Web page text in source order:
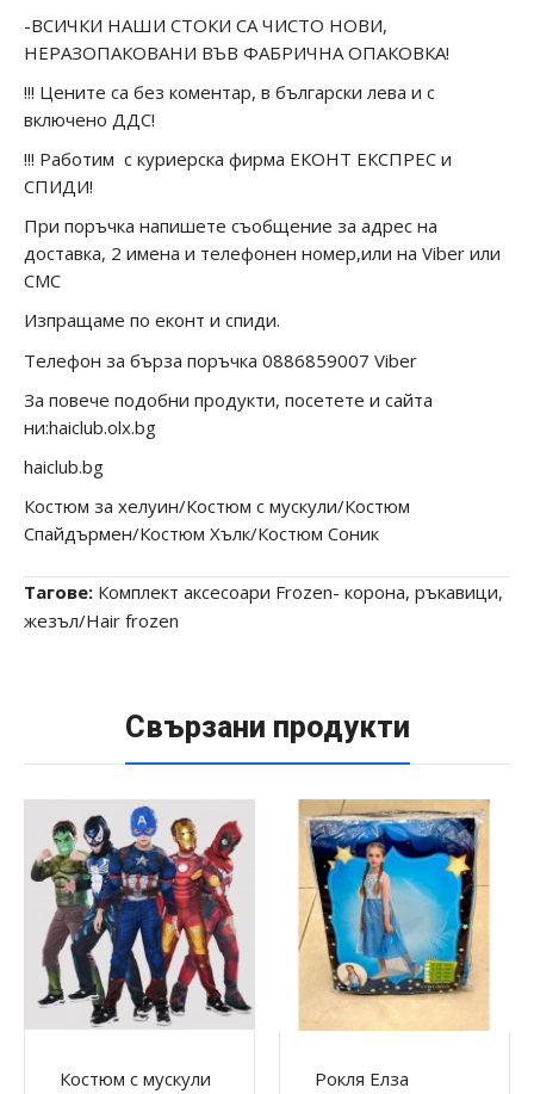
-ВСИЧКИ НАШИ СТОКИ СА ЧИСТО НОВИ,
НЕРАЗОПАКОВАНИ ВЪВ ФАБРИЧНА ОПАКОВКА!
!!! Цените са без коментар, в български лева и с
включено ДДС!
!!! Работим с куриерска фирма ЕКОНТ ЕКСПРЕС и
СПИДИ!
При поръчка напишете съобщение за адрес на
доставка, 2 имена и телефонен номер,или на Viber или
СМС
Изпращаме по еконт и спиди.
Телефон за бърза поръчка 0886859007 Viber
За повече подобни продукти, посетете и сайта
ни:haiclub.olx.bg
haiclub.bg
Костюм за хелуин/Костюм с мускули/Костюм
Спайдърмен/Костюм Хълк/Костюм Соник
Тагове: Комплект аксесоари Frozen- корона, ръкавици,
жезъл/Hair frozen
Свързани продукти
Костюм с мускули
Рокля Елза